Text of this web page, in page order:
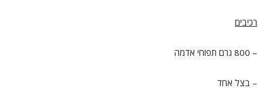
רכיבים
– 800 גרם תפוחי אדמה
– בצל אחד